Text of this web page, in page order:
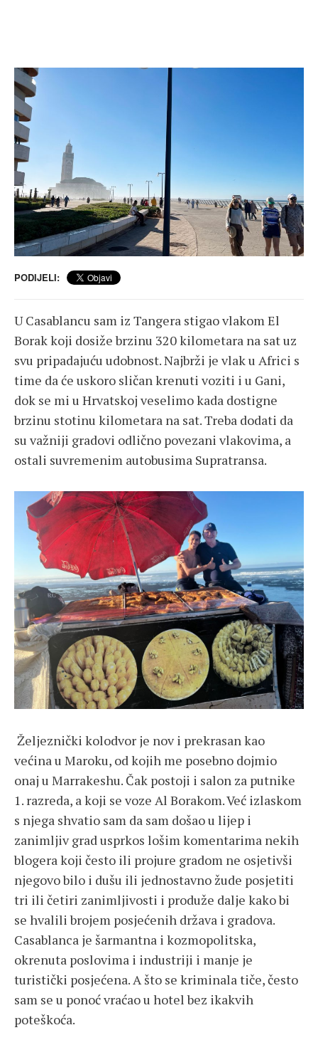
PODIJELI:
U Casablancu sam iz Tangera stigao vlakom El
Borak koji dosiže brzinu 320 kilometara na sat uz
svu pripadajuću udobnost. Najbrži je vlak u Africi s
time da će uskoro sličan krenuti voziti i u Gani,
dok se mi u Hrvatskoj veselimo kada dostigne
brzinu stotinu kilometara na sat. Treba dodati da
su važniji gradovi odlično povezani vlakovima, a
ostali suvremenim autobusima Supratransa.
Željeznički kolodvor je nov i prekrasan kao
većina u Maroku, od kojih me posebno dojmio
onaj u Marrakeshu. Čak postoji i salon za putnike
1. razreda, a koji se voze Al Borakom. Već izlaskom
s njega shvatio sam da sam došao u lijep i
zanimljiv grad usprkos lošim komentarima nekih
blogera koji često ili projure gradom ne osjetivši
njegovo bilo i dušu ili jednostavno žude posjetiti
tri ili četiri zanimljivosti i produže dalje kako bi
se hvalili brojem posjećenih država i gradova.
Casablanca je šarmantna i kozmopolitska,
okrenuta poslovima i industriji i manje je
turistički posjećena. A što se kriminala tiče, često
sam se u ponoć vraćao u hotel bez ikakvih
poteškoća.